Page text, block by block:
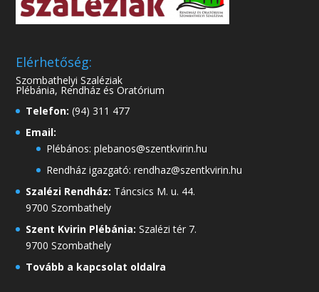
Elérhetőség:
Szombathelyi Szaléziak
Plébánia, Rendház és Oratórium
Telefon:(94) 311 477
Email:
Plébános: plebanos@szentkvirin.hu
Rendház igazgató: rendhaz@szentkvirin.hu
Szalézi Rendház: Táncsics M. u. 44.
9700 Szombathely
Szent Kvirin Plébánia: Szalézi tér 7.
9700 Szombathely
Tovább a kapcsolat oldalra